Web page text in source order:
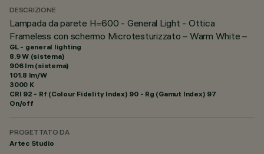
DESCRIZIONE
Lampada da parete H=600 - General Light - Ottica
Frameless con schermo Microtesturizzato – Warm White –
GL - general lighting
8.9 W (sistema)
906 lm (sistema)
101.8 lm/W
3000 K
CRI 92 - Rf (Colour Fidelity Index) 90 - Rg (Gamut Index) 97
On/off
PROGETTATO DA
Artec Studio